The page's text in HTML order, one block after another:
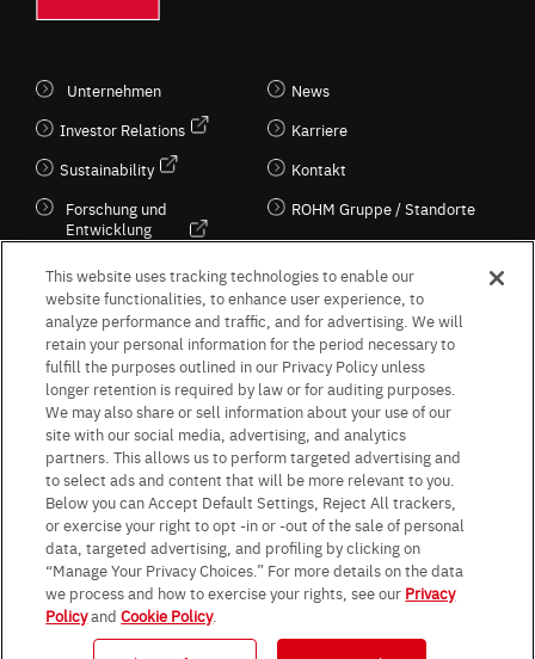
Unternehmen
Investor Relations
Sustainability
Forschung und
Entwicklung
Kultur / Wirtschaft
News
Karriere
Kontakt
ROHM Gruppe / Standorte
Follow Us
Terms & Conditions Purpose of use Privacy Policy
Site Map
AGB (Deutsche Version)
AGB (Englische Version)
Impressum
Standard terms and conditions for sales (PDF)
Statement on UK Modern Slavery Act
ROHM UK Group Tax Strategy
Data Protection Information for Business Partners (Europe) [English]
Data Protection Information for Business Partners (Europe) [German]
This website uses tracking technologies to enable our
website functionalities, to enhance user experience, to
analyze performance and traffic, and for advertising. We will
retain your personal information for the period necessary to
fulfill the purposes outlined in our Privacy Policy unless
longer retention is required by law or for auditing purposes.
We may also share or sell information about your use of our
site with our social media, advertising, and analytics
partners. This allows us to perform targeted advertising and
to select ads and content that will be more relevant to you.
Below you can Accept Default Settings, Reject All trackers,
or exercise your right to opt -in or -out of the sale of personal
data, targeted advertising, and profiling by clicking on
“Manage Your Privacy Choices.” For more details on the data
we process and how to exercise your rights, see our Privacy
PolicyandCookie Policy.